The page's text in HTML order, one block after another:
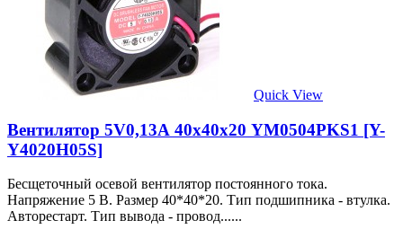
Quick View
Вентилятор 5V0,13А 40х40х20 YM0504PKS1 [Y-
Y4020H05S]
Бесщеточный осевой вентилятор постоянного тока.
Напряжение 5 В. Размер 40*40*20. Тип подшипника - втулка.
Авторестарт. Тип вывода - провод......